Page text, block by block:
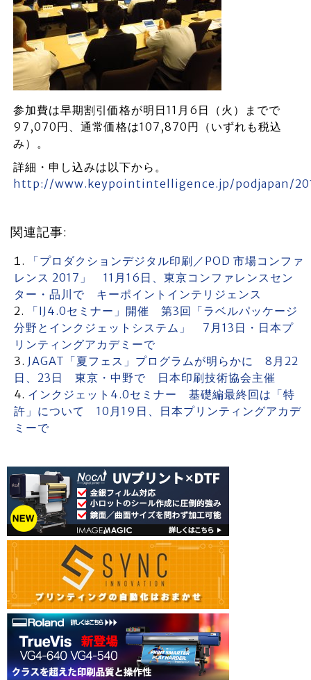
参加費は早期割引価格が明日11月6日（火）までで
97,070円、通常価格は107,870円（いずれも税込
み）。
詳細・申し込みは以下から。
http://www.keypointintelligence.jp/podjapan/
関連記事:
「プロダクションデジタル印刷／POD 市場コンファ
レンス 2017」 11月16日、東京コンファレンスセン
ター・品川で キーポイントインテリジェンス
「IJ4.0セミナー」開催 第3回「ラベルパッケージ
分野とインクジェットシステム」 7月13日・日本プ
リンティングアカデミーで
JAGAT「夏フェス」プログラムが明らかに 8月22
日、23日 東京・中野で 日本印刷技術協会主催
インクジェット4.0セミナー 基礎編最終回は「特
許」について 10月19日、日本プリンティングアカデ
ミーで